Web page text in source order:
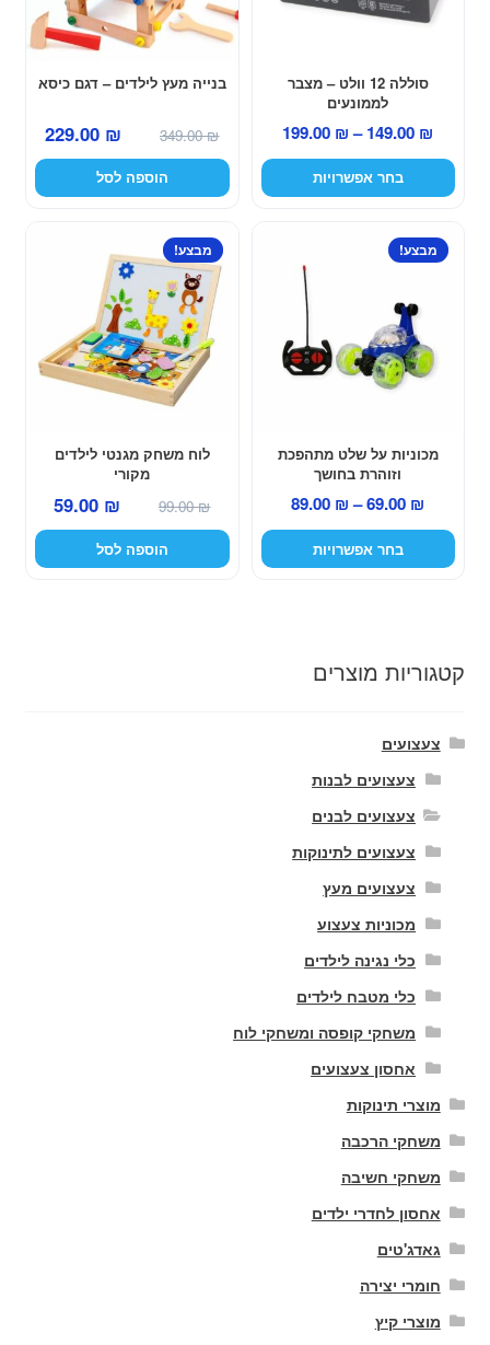
סוללה 12 וולט – מצבר
לממונעים
149.00 ₪
–
199.00 ₪
טווח
מחירים:
בחר אפשרויות
לבחור
האפשרויות
המוצר
בנייה מעץ לילדים – דגם כיסא
349.00₪
המחיר
המקורי
היה:
229.00 ₪
הוא:
הוספה לסל
מכוניות על שלט מתהפכת
וזוהרת בחושך
מבצע!
69.00 ₪
–
89.00 ₪
טווח
מחירים:
בחר אפשרויות
למוצר
סוגים.
האפשרויות
המוצר
לוח משחק מגנטי לילדים
מקורי
מבצע!
99.00₪
המחיר
המקורי
היה:
59.00 ₪
המחיר
הנוכחי
הוא:
הוספה לסל
קטגוריות מוצרים
צעצועים
צעצועים לבנות
צעצועים לבנים
צעצועים לתינוקות
צעצועים מעץ
מכוניות צעצוע
כלי נגינה לילדים
כלי מטבח לילדים
משחקי קופסה ומשחקי לוח
אחסון צעצועים
מוצרי תינוקות
משחקי הרכבה
משחקי חשיבה
אחסון לחדרי ילדים
גאדג'טים
חומרי יצירה
מוצרי קיץ